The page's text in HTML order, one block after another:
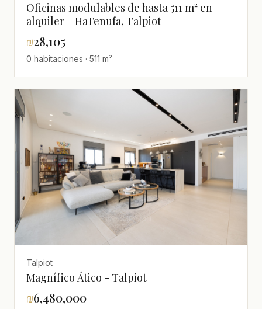
Oficinas modulables de hasta 511 m² en
alquiler – HaTenufa, Talpiot
₪28,105
0 habitaciones · 511 m²
Talpiot
Magnífico Ático - Talpiot
₪6,480,000